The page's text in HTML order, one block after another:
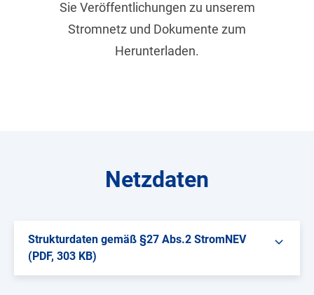
Sie Veröffentlichungen zu unserem
Stromnetz und Dokumente zum
Herunterladen.
Netzdaten
Strukturdaten gemäß §27 Abs.2 StromNEV
(PDF, 303 KB)